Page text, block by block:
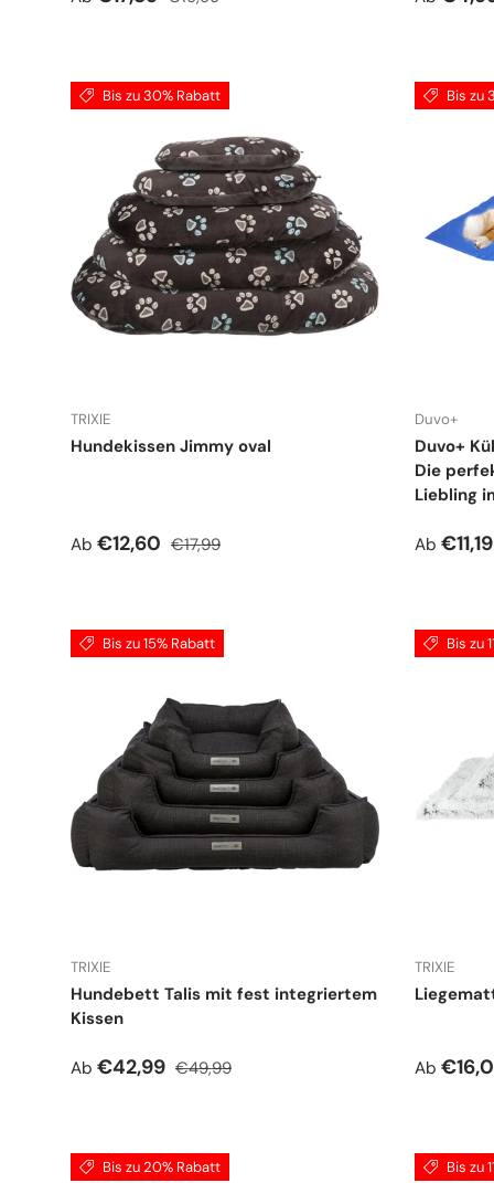
Bis zu 30% Rabatt
TRIXIE
Hundekissen Jimmy oval
Verkaufspreis
Ab €12,60 Normaler Preis
€17,99
Bis zu
Duvo+
Duvo+
Die
Liebling
Ab €11,19
Bis zu 15% Rabatt
TRIXIE
Hundebett Talis mit fest integriertem
Kissen
Verkaufspreis
Ab €42,99 Normaler Preis
€49,99
Bis zu
TRIXIE
Ab
Bis zu 20% Rabatt Bis zu